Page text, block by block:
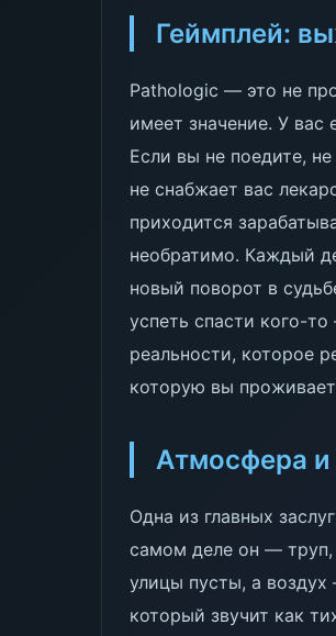
Геймплей:
Pathologic — это не
имеет значение. У вас
Если вы не поедите,
не снабжает вас
приходится
необратимо. Каждый
новый поворот в
успеть спасти кого-
реальности, которое
которую вы
Атмосфера
Одна из главных
самом деле он — труп,
улицы пусты, а
который звучит как